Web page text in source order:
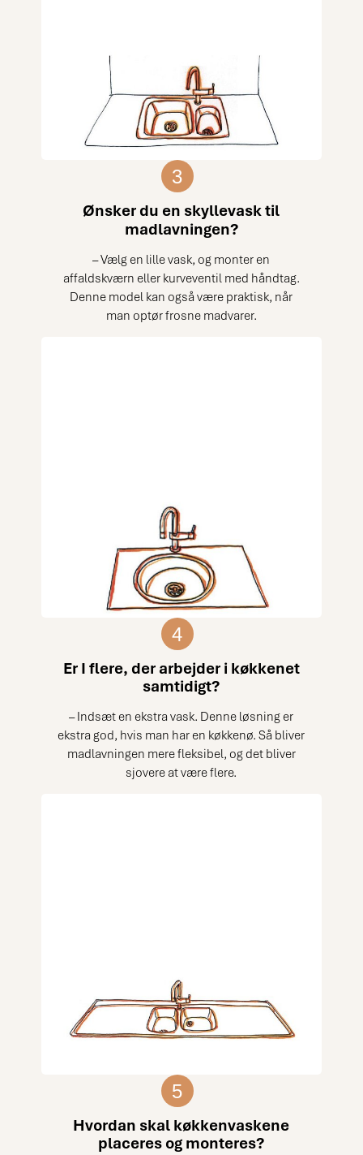
3
Ønsker du en skyllevask til
madlavningen?
– Vælg en lille vask, og monter en
affaldskværn eller kurveventil med håndtag.
Denne model kan også være praktisk, når
man optør frosne madvarer.
4
Er I flere, der arbejder i køkkenet
samtidigt?
– Indsæt en ekstra vask. Denne løsning er
ekstra god, hvis man har en køkkenø. Så bliver
madlavningen mere fleksibel, og det bliver
sjovere at være flere.
5
Hvordan skal køkkenvaskene
placeres og monteres?